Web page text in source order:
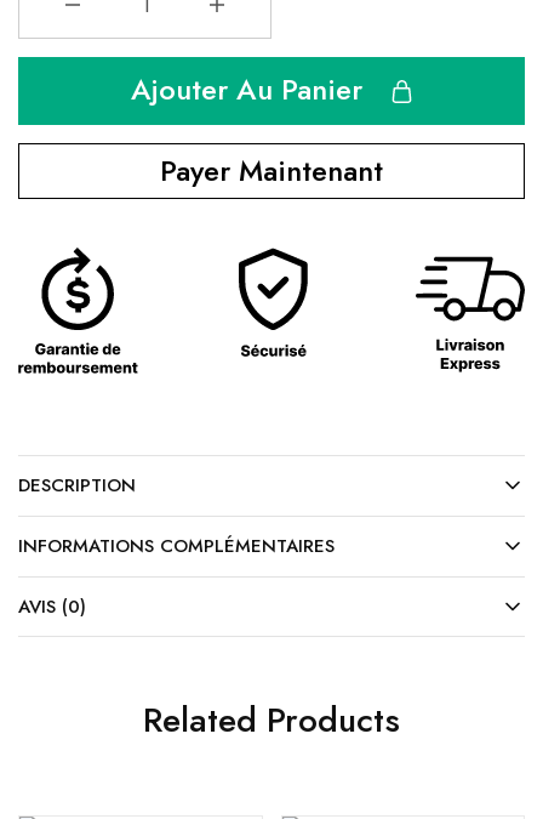
Ajouter Au Panier
Payer Maintenant
DESCRIPTION
INFORMATIONS COMPLÉMENTAIRES
AVIS (0)
Related Products